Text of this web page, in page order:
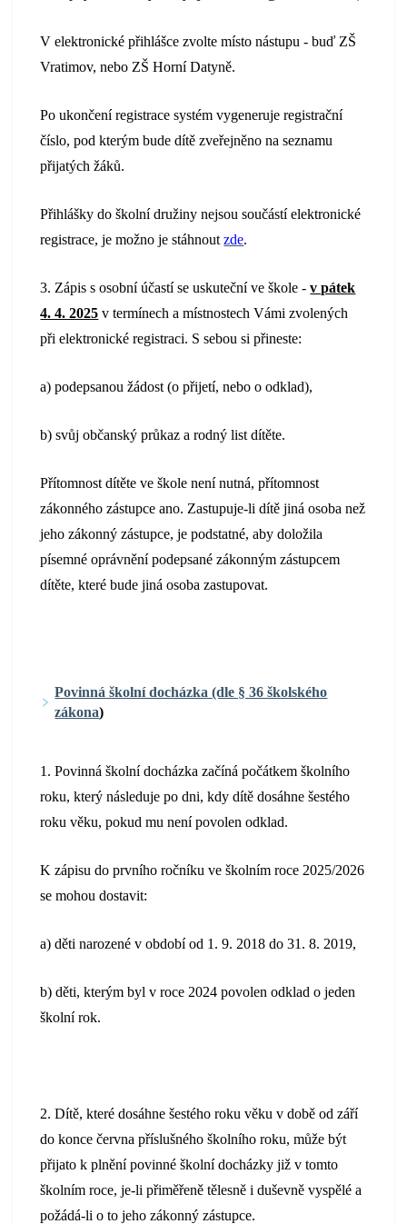
V elektronické přihlášce zvolte místo nástupu - buď ZŠ
Vratimov, nebo ZŠ Horní Datyně.
Po ukončení registrace systém vygeneruje registrační
číslo, pod kterým bude dítě zveřejněno na seznamu
přijatých žáků.
Přihlášky do školní družiny nejsou součástí elektronické
registrace, je možno je stáhnoutzde.
3. Zápis s osobní účastí se uskuteční ve škole -v pátek
4. 4. 2025 v termínech a místnostech Vámi zvolených
při elektronické registraci. S sebou si přineste:
a) podepsanou žádost (o přijetí, nebo o odklad),
b) svůj občanský průkaz a rodný list dítěte.
Přítomnost dítěte ve škole není nutná, přítomnost
zákonného zástupce ano. Zastupuje-li dítě jiná osoba než
jeho zákonný zástupce, je podstatné, aby doložila
písemné oprávnění podepsané zákonným zástupcem
dítěte, které bude jiná osoba zastupovat.
Povinná školní docházka (dle § 36 školského
zákona)
1. Povinná školní docházka začíná počátkem školního
roku, který následuje po dni, kdy dítě dosáhne šestého
roku věku, pokud mu není povolen odklad.
K zápisu do prvního ročníku ve školním roce 2025/2026
se mohou dostavit:
a) děti narozené v období od 1. 9. 2018 do 31. 8. 2019,
b) děti, kterým byl v roce 2024 povolen odklad o jeden
školní rok.
2. Dítě, které dosáhne šestého roku věku v době od září
do konce června příslušného školního roku, může být
přijato k plnění povinné školní docházky již v tomto
školním roce, je-li přiměřeně tělesně i duševně vyspělé a
požádá-li o to jeho zákonný zástupce.